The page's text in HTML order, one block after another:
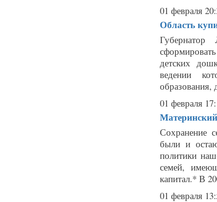
01 февраля
Область
Губернатор
детских
ведении
образования,
01 февраля
Сохранение
были и
политики
семей,
капитал.* В
01 февраля